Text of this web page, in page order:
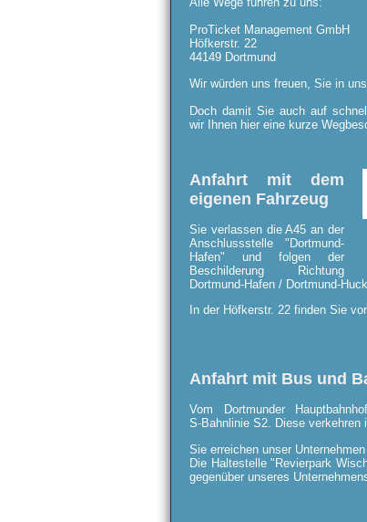
ProTicket Management GmbH
Höfkerstr. 22
44149 Dortmund
Wir würden uns freuen, Sie in
Doch damit Sie auch auf
wir Ihnen hier eine kurze
Anfahrt mit dem
eigenen Fahrzeug
Sie verlassen die A45 an der
Anschlussstelle "Dortmund-
Hafen" und folgen der
Beschilderung Richtung
Dortmund-Hafen / Dortmund-
In der Höfkerstr. 22 finden Sie
Anfahrt mit Bus und
Vom Dortmunder
S-Bahnlinie S2. Diese verkehren
Sie erreichen unser
Die Haltestelle "Revierpark
gegenüber unseres